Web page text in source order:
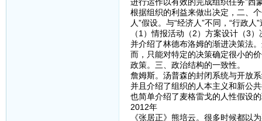
根据组织的利益来做出决定，二、
人”假设。与“经济人”不同，“行政
（1）情报活动（2）方案设计（3
并介绍了林德布洛姆的渐进决策法
而，只能对特定的决策确定很小的
政策。三、政治结构的一致性。
詹姆斯。汤普森的封闭系统与开放
并且介绍了组织的人本主义和新公
也简单介绍了麦格雷戈的人性假设
2012年
《张居正》熊培云。很多时候都以